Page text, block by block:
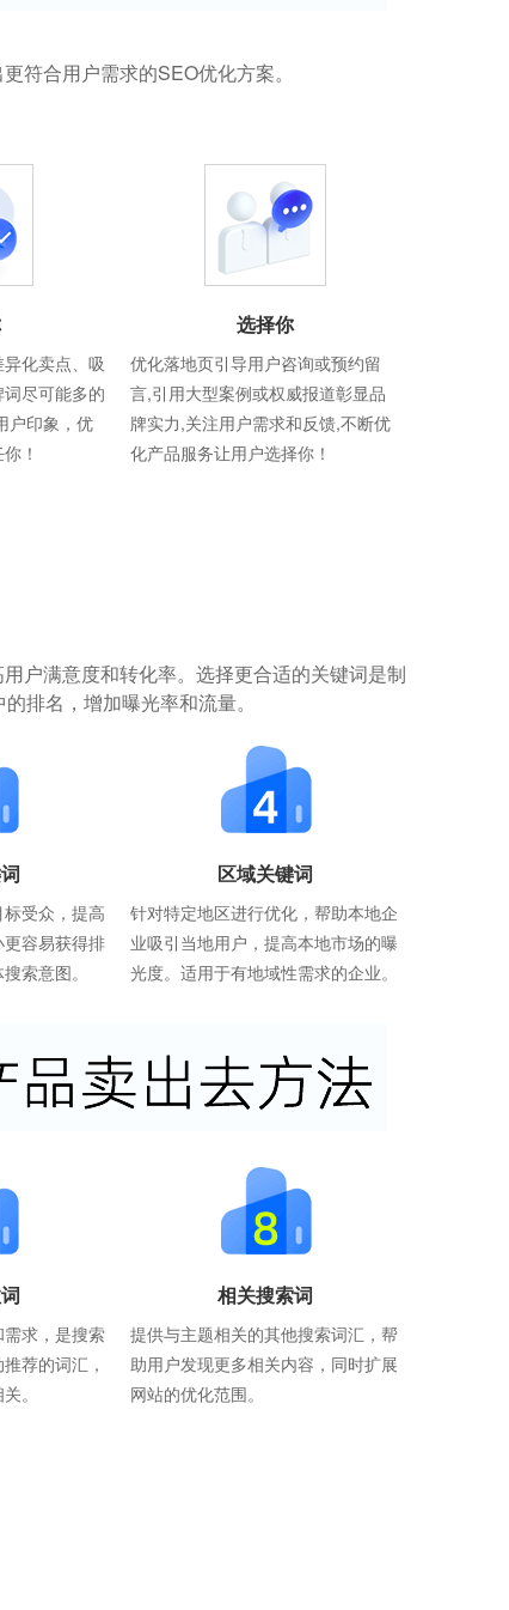
符合用户需求的SEO优化方案。
化卖点、吸
尽可能多的
户印象，优
！
选择你
优化落地页引导用户咨询或预约留
言,引用大型案例或权威报道彰显品
牌实力,关注用户需求和反馈,不断优
化产品服务让用户选择你！
户满意度和转化率。选择更合适的关键词是制
排名，增加曝光率和流量。
受众，提高
容易获得排
索意图。
区域关键词
针对特定地区进行优化，帮助本地企
业吸引当地用户，提高本地市场的曝
光度。适用于有地域性需求的企业。
求，是搜索
荐的词汇，
。
相关搜索词
提供与主题相关的其他搜索词汇，帮
助用户发现更多相关内容，同时扩展
网站的优化范围。